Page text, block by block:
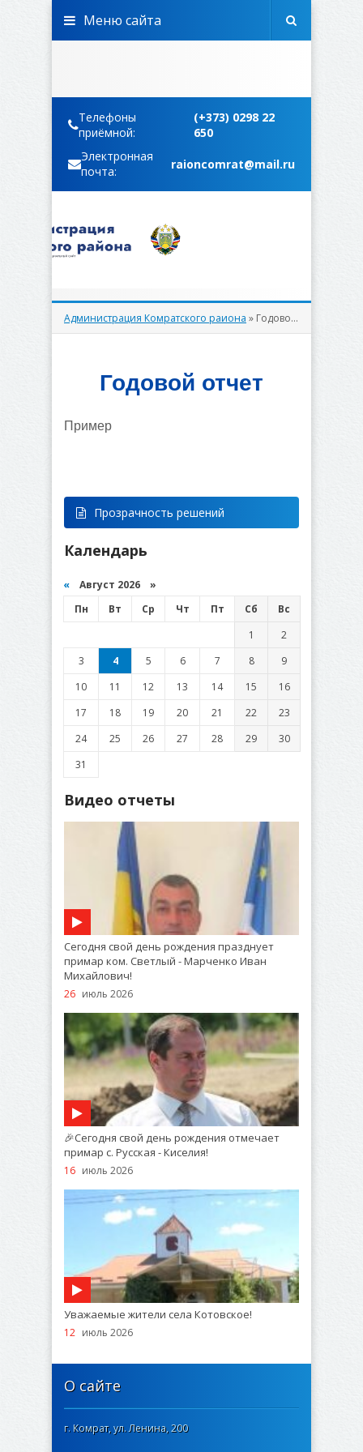
Телефоны
приёмной:
(+373) 0298 22
650
Электронная
почта:
raioncomrat@mail.ru
Меню сайта
Администрация Комратского раиона » Годовой отчет
Годовой отчет
Пример
Прозрачность решений
Календарь
« Август 2026 »
Пн
Вт Ср Чт Пт Сб
Вс
1
2
3
4 5 6 7 8
9
10
11 12 13 14 15
16
17
18 19 20 21 22
23
24
25 26 27 28 29
30
31
Видео отчеты
Сегодня свой день рождения празднует
примар ком. Светлый - Марченко Иван
Михайлович!
26 июль 2026
🎉Сегодня свой день рождения отмечает
примар с. Русская - Киселия!
16 июль 2026
Уважаемые жители села Котовское!
12 июль 2026
О сайте
г. Комрат, ул. Ленина, 200